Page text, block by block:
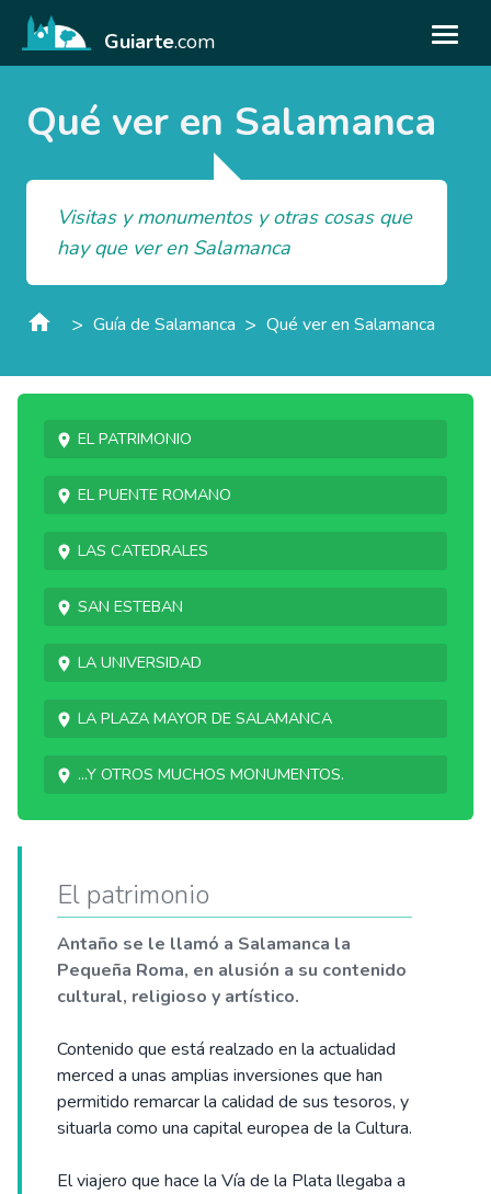
Guiarte.com
Qué ver en Salamanca
Visitas y monumentos y otras cosas que
hay que ver en Salamanca
> Guía de Salamanca > Qué ver en Salamanca
El patrimonio
El puente romano
Las catedrales
San Esteban
La Universidad
La Plaza Mayor de Salamanca
...Y otros muchos monumentos.
El patrimonio
Antaño se le llamó a Salamanca la
Pequeña Roma, en alusión a su contenido
cultural, religioso y artístico.
Contenido que está realzado en la actualidad
merced a unas amplias inversiones que han
permitido remarcar la calidad de sus tesoros, y
situarla como una capital europea de la Cultura.
El viajero que hace la Vía de la Plata llegaba a